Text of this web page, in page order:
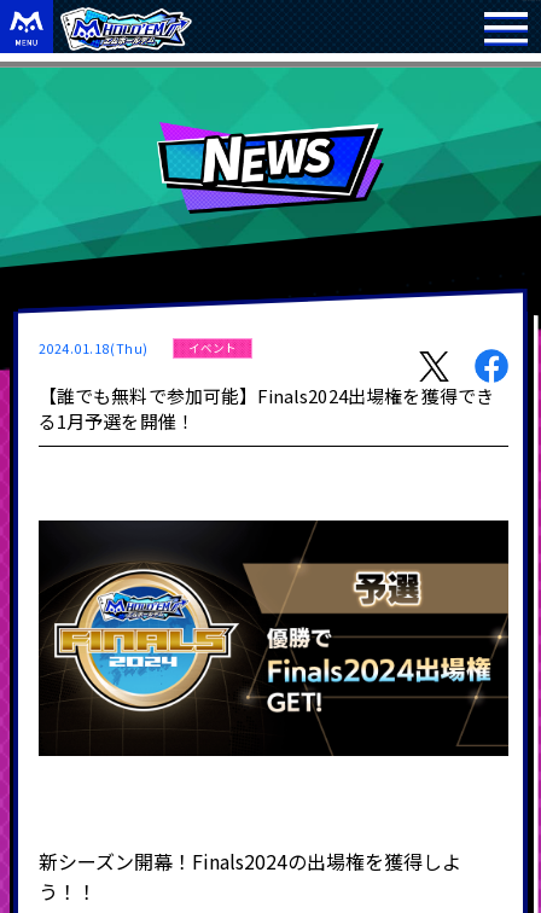
2024.01.18(Thu) イベント
【誰でも無料で参加可能】Finals2024出場権を獲得でき
る1月予選を開催！
新シーズン開幕！Finals2024の出場権を獲得しよ
う！！